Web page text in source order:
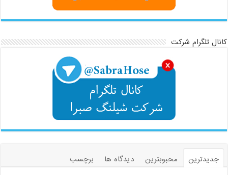
کانال تلگرام شرکت
جدیدترین محبوبترین دیدگاه ها
برچسب